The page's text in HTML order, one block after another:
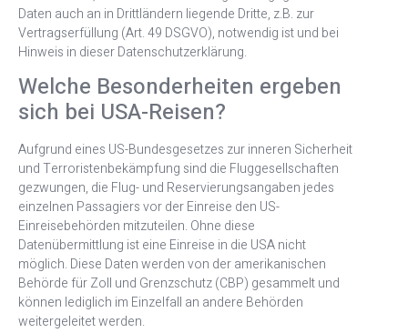
Daten auch an in Drittländern liegende Dritte, z.B. zur
Vertragserfüllung (Art. 49 DSGVO), notwendig ist und bei
Hinweis in dieser Datenschutzerklärung.
Welche Besonderheiten ergeben
sich bei USA-Reisen?
Aufgrund eines US-Bundesgesetzes zur inneren Sicherheit
und Terroristenbekämpfung sind die Fluggesellschaften
gezwungen, die Flug- und Reservierungsangaben jedes
einzelnen Passagiers vor der Einreise den US-
Einreisebehörden mitzuteilen. Ohne diese
Datenübermittlung ist eine Einreise in die USA nicht
möglich. Diese Daten werden von der amerikanischen
Behörde für Zoll und Grenzschutz (CBP) gesammelt und
können lediglich im Einzelfall an andere Behörden
weitergeleitet werden.